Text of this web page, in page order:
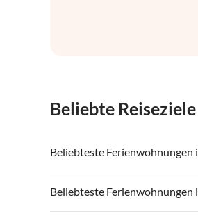
Beliebte
Beliebteste Ferienwohnungen
Ferienwohnungen in Deutschland
Beliebteste Ferienwohnungen